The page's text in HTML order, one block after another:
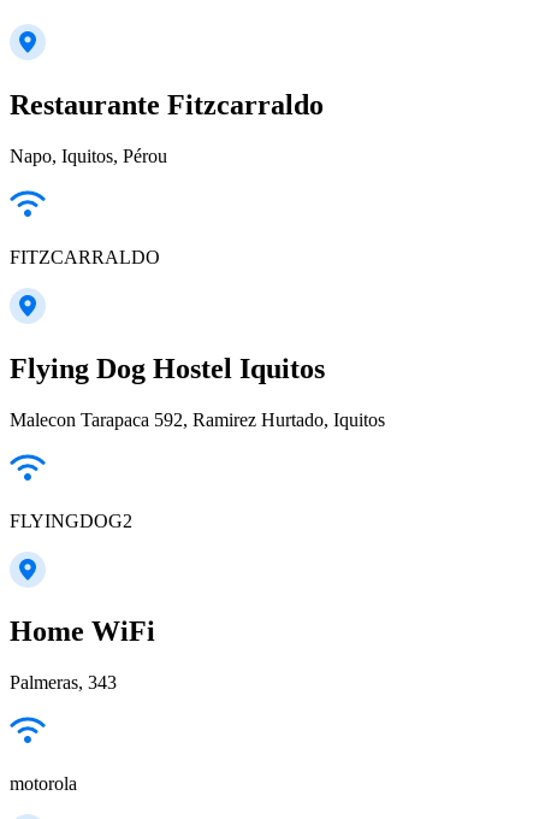
Restaurante Fitzcarraldo
Napo, Iquitos, Pérou
FITZCARRALDO
Flying Dog Hostel Iquitos
Malecon Tarapaca 592, Ramirez Hurtado, Iquitos
FLYINGDOG2
Home WiFi
Palmeras, 343
motorola